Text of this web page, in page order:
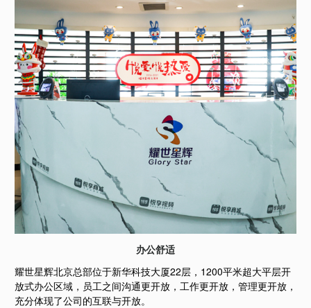
办公舒适
耀世星辉北京总部位于新华科技大厦22层，1200平米超大平层开
放式办公区域，员工之间沟通更开放，工作更开放，管理更开放，
充分体现了公司的互联与开放。